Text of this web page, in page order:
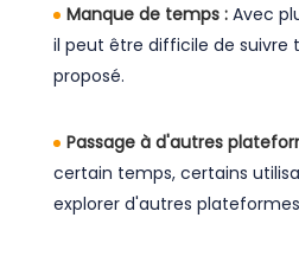
Manque de temps : Avec
il peut être difficile de suivre
proposé.
Passage à d'autres
certain temps, certains
explorer d'autres